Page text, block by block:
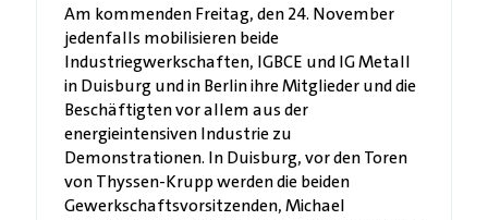
Am kommenden Freitag, den 24. November
jedenfalls mobilisieren beide
Industriegwerkschaften, IGBCE und IG Metall
in Duisburg und in Berlin ihre Mitglieder und die
Beschäftigten vor allem aus der
energieintensiven Industrie zu
Demonstrationen. In Duisburg, vor den Toren
von Thyssen-Krupp werden die beiden
Gewerkschaftsvorsitzenden, Michael